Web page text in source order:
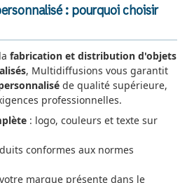
: pourquoi choisir
fabrication et distribution d'objets
, Multidiffusions vous garantit
de qualité supérieure,
professionnelles.
: logo, couleurs et texte sur
conformes aux normes
marque présente dans le